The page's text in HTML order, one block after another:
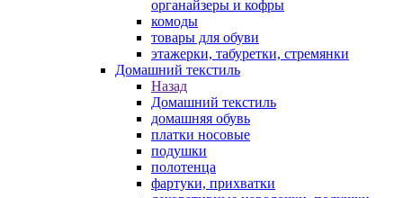
органайзеры и кофры
комоды
товары для обуви
этажерки, табуретки, стремянки
Домашний текстиль
Назад
Домашний текстиль
домашняя обувь
платки носовые
подушки
полотенца
фартуки, прихватки